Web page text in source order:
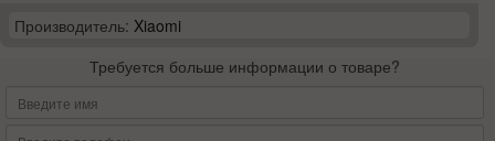
Производитель: Xiaomi
Требуется больше информации о товаре?